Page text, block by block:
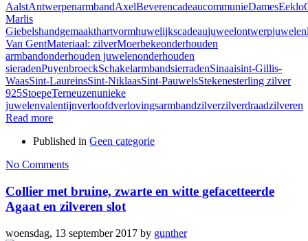
AalstAntwerpenarmbandAxelBeverencadeaucommunieDamesEeklo
Marlis
Giebelshandgemaakthartvormhuwelijkscadeaujuweelontwerpjuwelen
Van GentMateriaal: zilverMoerbekeonderhouden
armbandonderhouden juwelenonderhouden
sieradenPuyenbroeckSchakelarmbandsierradenSinaaisint-Gillis-
WaasSint-LaureinsSint-NiklaasSint-PauwelsStekenesterling zilver
925StoepeTerneuzenunieke
juwelenvalentijnverloofdverlovingsarmbandzilverzilverdraadzilveren
Read more
Published in Geen categorie
No Comments
Collier met bruine, zwarte en witte gefacetteerde
Agaat en zilveren slot
woensdag, 13 september 2017 by gunther